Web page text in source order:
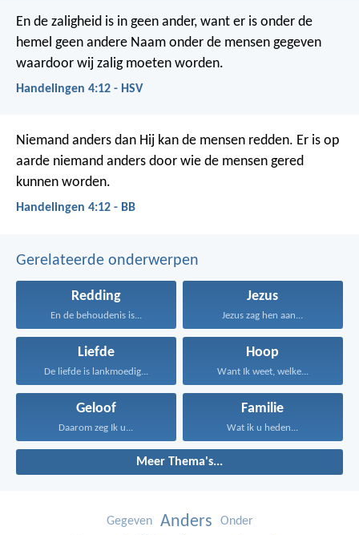
En de zaligheid is in geen ander, want er is onder de
hemel geen andere Naam onder de mensen gegeven
waardoor wij zalig moeten worden.
Handelingen 4:12 - HSV
Niemand anders dan Hij kan de mensen redden. Er is op
aarde niemand anders door wie de mensen gered
kunnen worden.
Handelingen 4:12 - BB
Gerelateerde onderwerpen
Redding
En de behoudenis is...
Jezus
Jezus zag hen aan...
Liefde
De liefde is lankmoedig...
Hoop
Want Ik weet, welke...
Geloof
Daarom zeg Ik u...
Familie
Wat ik u heden...
Meer Thema's...
Gegeven Anders Onder